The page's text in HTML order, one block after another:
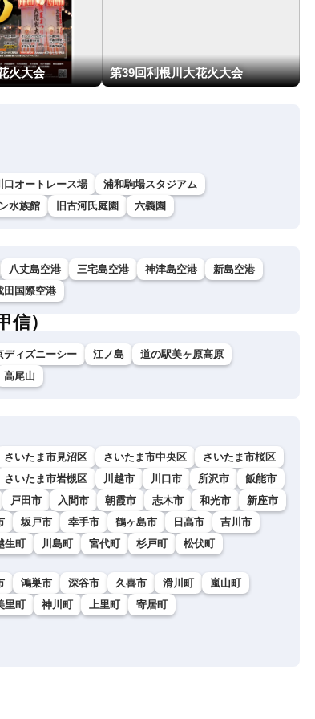
火大会 第39回利根川大花火大会
口オートレース場
浦和駒場スタジアム
水族館 旧古河氏庭園 六義園
八丈島空港 三宅島空港 神津島空港
新島空港
田国際空港
）
ディズニーシー 江ノ島
道の駅美ヶ原高原
高尾山
さいたま市見沼区 さいたま市中央区
さいたま市桜区
さいたま市岩槻区 川越市 川口市 所沢市
飯能市
戸田市 入間市 朝霞市 志木市 和光市
新座市
坂戸市 幸手市 鶴ヶ島市 日高市
吉川市
生町 川島町 宮代町 杉戸町 松伏町
鴻巣市 深谷市 久喜市 滑川町
嵐山町
里町 神川町 上里町 寄居町